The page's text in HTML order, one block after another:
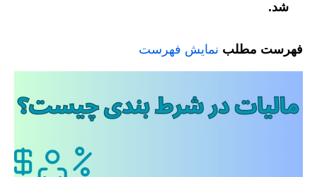
شد.
فهرست مطلب نمایش فهرست